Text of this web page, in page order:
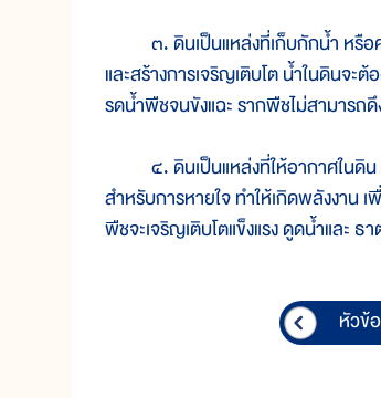
๓. ดินเป็นแหล่งที่เก็บกักน้ำ หรือค
และสร้างการเจริญเติบโต น้ำในดินจะ
รดน้ำพืชจนขังแฉะ รากพืชไม่สามารถดึ
๔. ดินเป็นแหล่งที่ให้อากาศในดิน
สำหรับการหายใจ ทำให้เกิดพลังงาน
พืชจะเจริญเติบโตแข็งแรง ดูดน้ำและ
หัวข้